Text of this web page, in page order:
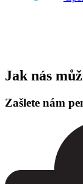
Jak nás
Zašlete nám